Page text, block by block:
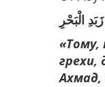
الْبَحْرِ
«Тому,
грехи,
Ахмад,